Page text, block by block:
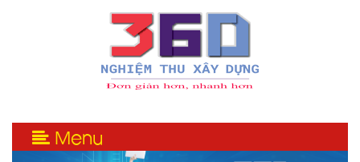
Menu